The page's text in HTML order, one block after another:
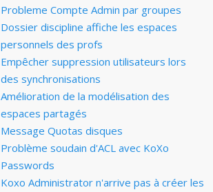
Probleme Compte Admin par groupes
Dossier discipline affiche les espaces
personnels des profs
Empêcher suppression utilisateurs lors
des synchronisations
Amélioration de la modélisation des
espaces partagés
Message Quotas disques
Problème soudain d'ACL avec KoXo
Passwords
Koxo Administrator n'arrive pas à créer les